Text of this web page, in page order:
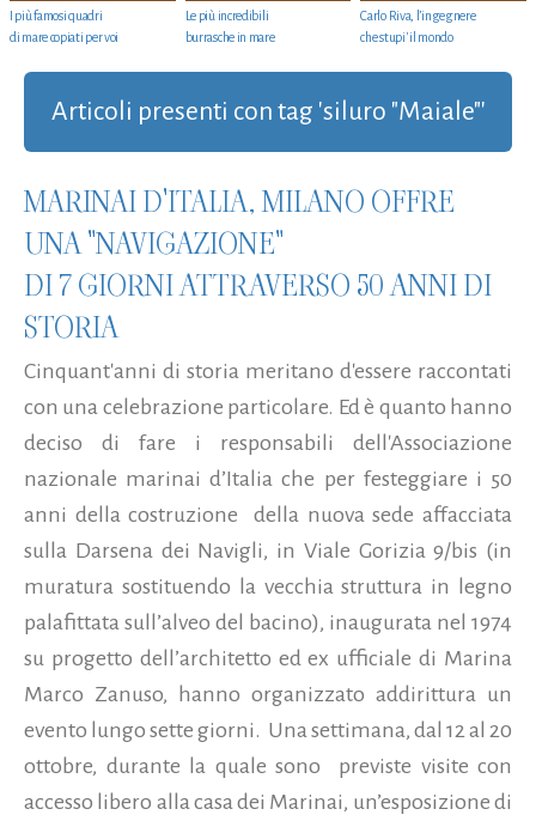
I più famosi quadri
di mare copiati per voi
Le più incredibili
burrasche in mare
Carlo Riva, l’ingegnere
che stupi' il mondo
Articoli presenti con tag 'siluro "Maiale"'
MARINAI D'ITALIA, MILANO OFFRE
UNA "NAVIGAZIONE"
DI 7 GIORNI ATTRAVERSO 50 ANNI DI
STORIA
Cinquant'anni di storia meritano d'essere raccontati
con una celebrazione particolare. Ed è quanto hanno
deciso di fare i responsabili dell'Associazione
nazionale marinai d’Italia che per festeggiare i 50
anni della costruzione della nuova sede affacciata
sulla Darsena dei Navigli, in Viale Gorizia 9/bis (in
muratura sostituendo la vecchia struttura in legno
palafittata sull’alveo del bacino), inaugurata nel 1974
su progetto dell’architetto ed ex ufficiale di Marina
Marco Zanuso, hanno organizzato addirittura un
evento lungo sette giorni. Una settimana, dal 12 al 20
ottobre, durante la quale sono previste visite con
accesso libero alla casa dei Marinai, un’esposizione di